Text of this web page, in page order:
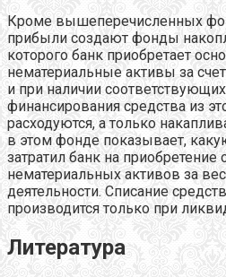
Кроме вышеперечисленных
прибыли создают фонды
которого банк приобретает
нематериальные активы за
и при наличии
финансирования средства из
расходуются, а только
в этом фонде показывает,
затратил банк на
нематериальных активов за
деятельности. Списание
производится только при
Литература